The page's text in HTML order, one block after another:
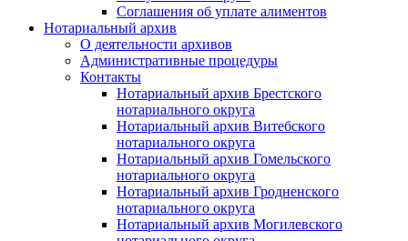
Соглашения об уплате алиментов
Нотариальный архив
О деятельности архивов
Административные процедуры
Контакты
Нотариальный архив Брестского
нотариального округа
Нотариальный архив Витебского
нотариального округа
Нотариальный архив Гомельского
нотариального округа
Нотариальный архив Гродненского
нотариального округа
Нотариальный архив Могилевского